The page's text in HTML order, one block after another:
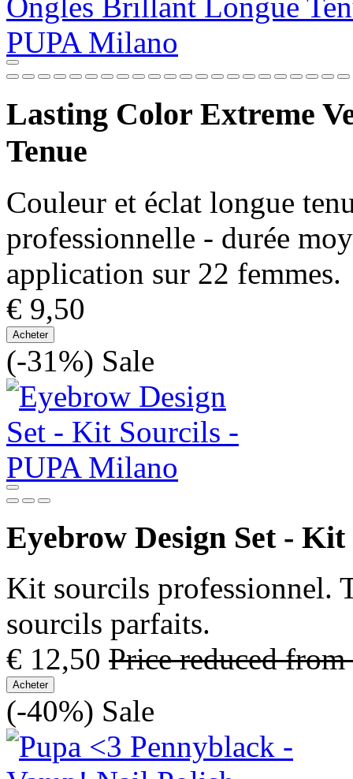
Lasting Color Extreme
Tenue
Couleur et éclat longue
professionnelle - durée
application sur 22 femmes.
€ 9,50
Acheter
(-31%) Sale
Eyebrow Design Set -
Kit sourcils professionnel.
sourcils parfaits.
€ 12,50 Price reduced from
Acheter
(-40%) Sale